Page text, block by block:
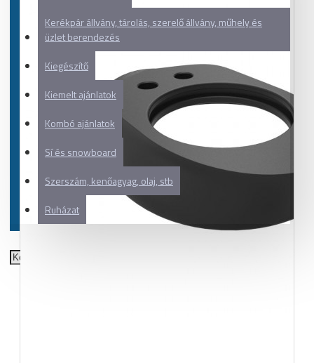
Kerékpár állvány, tárolás, szerelő állvány, műhely és
üzlet berendezés
Kiegészítő
Kiemelt ajánlatok
Kombó ajánlatok
Sí és snowboard
Szerszám, kenőagyag, olaj, stb
Ruházat